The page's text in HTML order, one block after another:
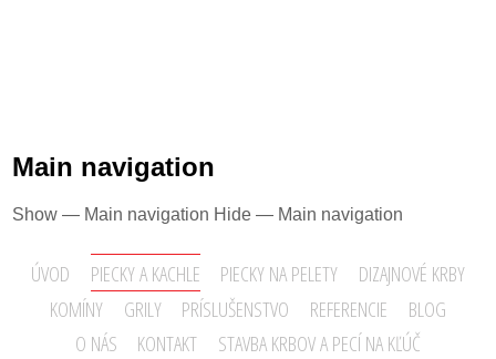
Main navigation
Show — Main navigation Hide — Main navigation
ÚVOD PIECKY A KACHLE PIECKY NA PELETY
DIZAJNOVÉ KRBY
KOMÍNY
GRILY PRÍSLUŠENSTVO REFERENCIE
BLOG
O NÁS
KONTAKT STAVBA KRBOV A PECÍ NA KĽÚČ